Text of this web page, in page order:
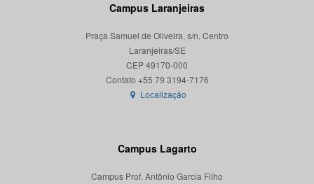
Campus Laranjeiras
Praça Samuel de Oliveira, s/n, Centro
Laranjeiras/SE
CEP 49170-000
Localização
Campus Lagarto
Campus Prof. Antônio Garcia Filho